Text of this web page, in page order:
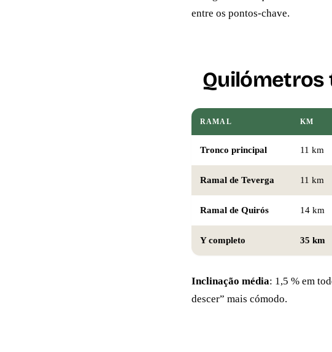
entre os pontos-chave.
Quilómetros
RAMAL KM
Tronco principal 11 km
Ramal de Teverga 11 km
Ramal de Quirós 14 km
Y completo 35 km
Inclinação média: 1,5 % em
descer” mais cómodo.